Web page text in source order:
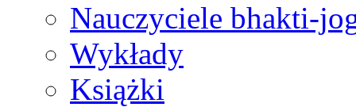
Nauczyciele bhakti-
Wykłady
Książki